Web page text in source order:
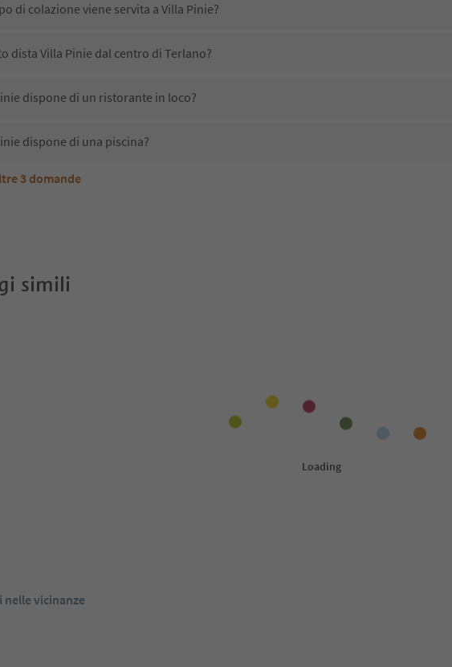
di colazione viene servita a Villa Pinie?
dista Villa Pinie dal centro di Terlano?
dispone di un ristorante in loco?
dispone di una piscina?
accetta animali domestici?
attività sono disponibili presso Villa Pinie?
di Villa Pinie ricevono l'Alto Adige Guest Pass?
3 domande
simili
nelle vicinanze